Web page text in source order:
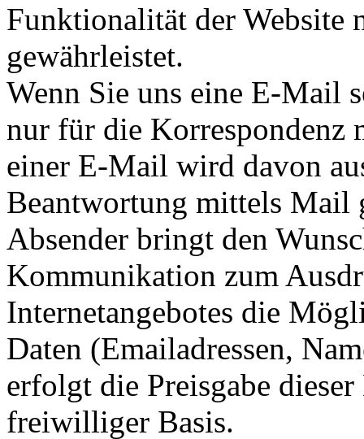
Funktionalität der Website
gewährleistet.
Wenn Sie uns eine E-Mail
nur für die Korrespondenz
einer E-Mail wird davon
Beantwortung mittels Mail
Absender bringt den
Kommunikation zum
Internetangebotes die
Daten (Emailadressen,
erfolgt die Preisgabe
freiwilliger Basis.